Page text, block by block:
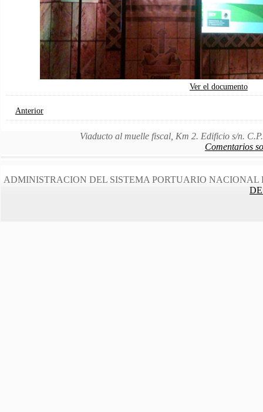
Ver el documento
Anterior
Viaducto al muelle fiscal, Km 2. Edificio s/n.
Comentarios
ADMINISTRACION DEL SISTEMA PORTUARIO NACIONAL